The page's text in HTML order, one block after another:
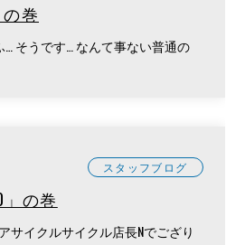
の巻
そうです… なんて事ない普通の
スタッフブログ
」の巻
サイクルサイクル店長Nでござり